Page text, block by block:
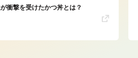
衝撃を受けたかつ丼とは？